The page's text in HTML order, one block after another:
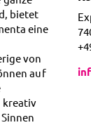
bietet
eine
von
auf
kreativ